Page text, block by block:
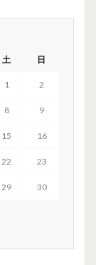
土 日
1 2
8 9
15 16
22 23
29 30